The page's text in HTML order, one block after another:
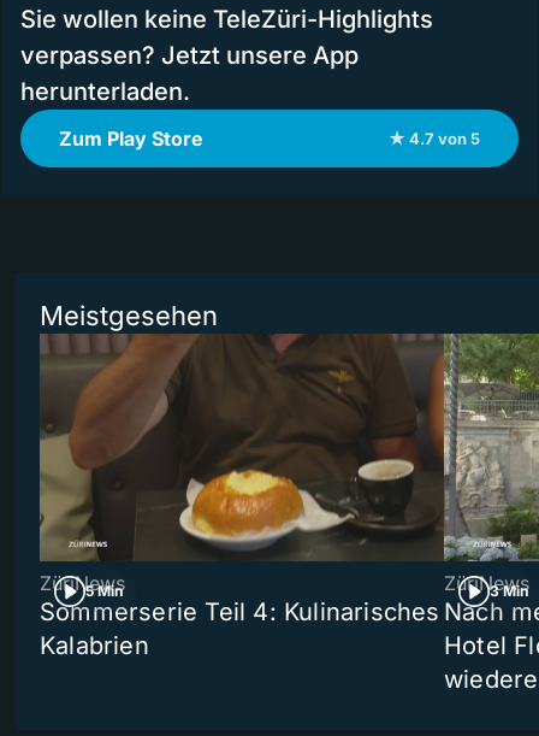
Sie wollen keine TeleZüri-Highlights
verpassen? Jetzt unsere App
herunterladen.
Zum Play Store ★ 4.7 von 5
Meistgesehen
5 Min
ZüriNews
Sommerserie Teil 4: Kulinarisches
Kalabrien
3 Min
ZüriNews
Nach
Hotel